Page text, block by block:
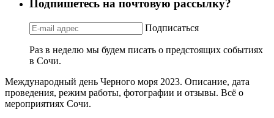
Подпишетесь на почтовую рассылку?
Подписаться
Раз в неделю мы будем писать о предстоящих событиях
в Сочи.
Международный день Черного моря 2023. Описание, дата
проведения, режим работы, фотографии и отзывы. Всё о
мероприятиях Сочи.